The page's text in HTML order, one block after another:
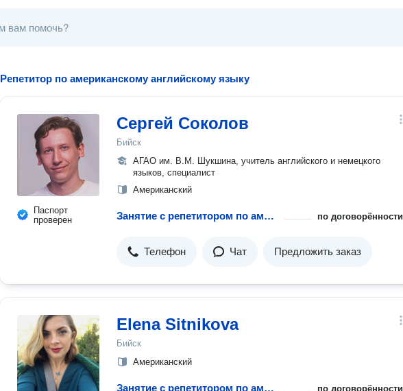
Репетитор по американскому английскому языку
Паспорт
проверен
Сергей Соколов
Бийск
АГАО им. В.М. Шукшина, учитель английского и немецкого
языков, специалист
Американский
Занятие с репетитором по американскому английскому языку по договорённости
Телефон Чат Предложить заказ
Elena Sitnikova
Бийск
Американский
Занятие с репетитором по американскому английскому языку по договорённости